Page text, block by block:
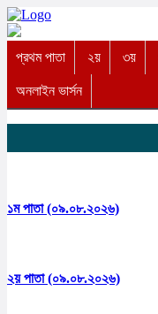
প্রথম পাতা ২য় ৩য়
অনলাইন ভার্সন
১ম পাতা (০৯.০৮.২০২৬)
২য় পাতা (০৯.০৮.২০২৬)